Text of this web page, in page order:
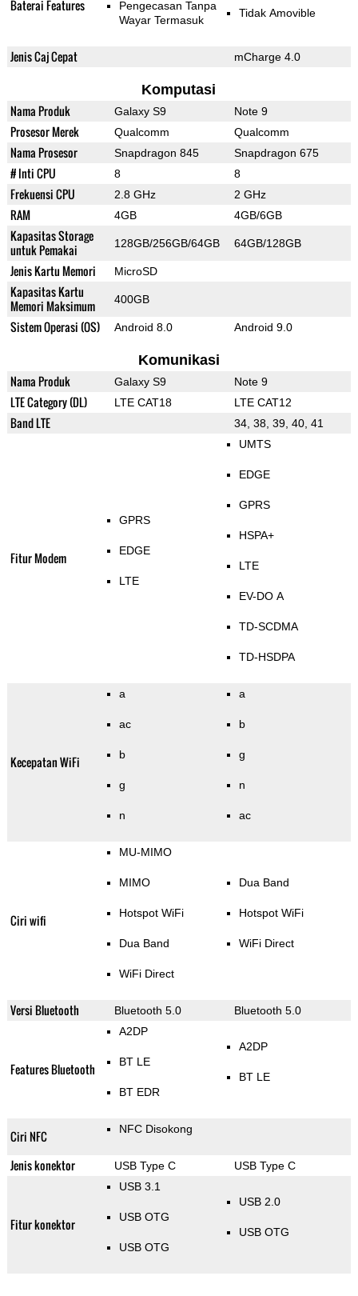
Baterai Features
Pengecasan Tanpa
Wayar Termasuk
Tidak Amovible
Jenis Caj Cepat mCharge 4.0
Komputasi
Nama Produk Galaxy S9 Note 9
Prosesor Merek Qualcomm Qualcomm
Nama Prosesor Snapdragon 845 Snapdragon 675
# Inti CPU 8 8
Frekuensi CPU 2.8 GHz 2 GHz
RAM 4GB 4GB/6GB
Kapasitas Storage
untuk Pemakai
128GB/256GB/64GB 64GB/128GB
Jenis Kartu Memori MicroSD
Kapasitas Kartu
Memori Maksimum
400GB
Sistem Operasi (OS) Android 8.0 Android 9.0
Komunikasi
Nama Produk Galaxy S9 Note 9
LTE Category (DL) LTE CAT18 LTE CAT12
Band LTE 34, 38, 39, 40, 41
Fitur Modem
GPRS
EDGE
LTE
UMTS
EDGE
GPRS
HSPA+
LTE
EV-DO A
TD-SCDMA
TD-HSDPA
Kecepatan WiFi
a
ac
b
g
n
a
b
g
n
ac
Ciri wifi
MU-MIMO
MIMO
Hotspot WiFi
Dua Band
WiFi Direct
Dua Band
Hotspot WiFi
WiFi Direct
Versi Bluetooth Bluetooth 5.0 Bluetooth 5.0
Features Bluetooth
A2DP
BT LE
BT EDR
A2DP
BT LE
Ciri NFC NFC Disokong
Jenis konektor USB Type C USB Type C
Fitur konektor
USB 3.1
USB OTG
USB OTG
USB 2.0
USB OTG